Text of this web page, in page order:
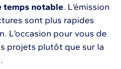
temps notable. L’émission
sont plus rapides
L’occasion pour vous de
projets plutôt que sur la